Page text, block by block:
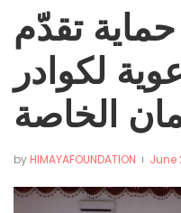
تقدّم
لكوادر
الخاصة
by HIMAYAFOUNDATION June